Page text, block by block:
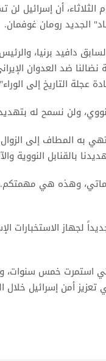
الثلاثاء، أن
الجديد رومان غوفمان.
دافيد برنيا،
ضد العدوان
عجلة التاريخ إلى
ولن نسمح له
به المطاف إلى
بالقنابل النووية
وهذه هي
لجهاز الاستخبارات
استمرت خمس
أمن إسرائيل خلال